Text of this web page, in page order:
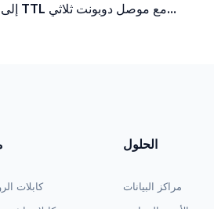
كابلات
الحلول
مراكز البيانات